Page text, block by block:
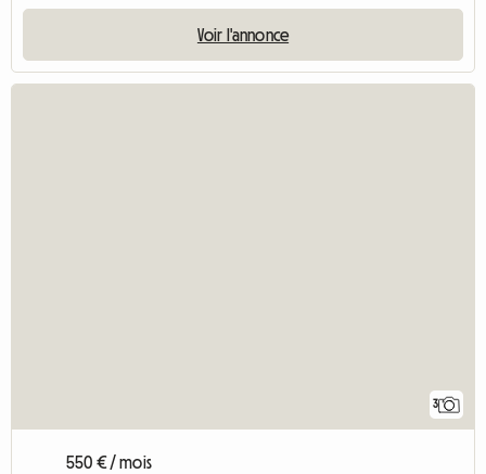
Voir l'annonce
3
550 € / mois